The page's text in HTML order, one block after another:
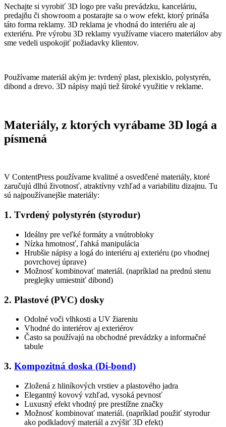
Nechajte si vyrobiť 3D logo pre vašu prevádzku, kanceláriu,
predajňu či showroom a postarajte sa o wow efekt, ktorý prináša
táto forma reklamy. 3D reklama je vhodná do interiéru ale aj
exteriéru. Pre výrobu 3D reklamy využívame viacero materiálov aby
sme vedeli uspokojiť požiadavky klientov.
Používame materiál akým je: tvrdený plast, plexisklo, polystyrén,
dibond a drevo. 3D nápisy majú tiež široké využitie v reklame.
Materiály, z ktorých vyrábame 3D logá a
písmená
V ContentPress používame kvalitné a osvedčené materiály, ktoré
zaručujú dlhú životnosť, atraktívny vzhľad a variabilitu dizajnu. Tu
sú najpoužívanejšie materiály:
1. Tvrdený polystyrén (styrodur)
Ideálny pre veľké formáty a vnútrobloky
Nízka hmotnosť, ľahká manipulácia
Hrubšie nápisy a logá do interiéru aj exteriéru (po vhodnej
povrchovej úprave)
Možnosť kombinovať materiál. (napríklad na prednú stenu
preglejky umiestniť dibond)
2. Plastové (PVC) dosky
Odolné voči vlhkosti a UV žiareniu
Vhodné do interiérov aj exteriérov
Často sa používajú na obchodné prevádzky a informačné
tabule
3. Kompozitná doska (Di-bond)
Zložená z hliníkových vrstiev a plastového jadra
Elegantný kovový vzhľad, vysoká pevnosť
Luxusný efekt vhodný pre prestížne značky
Možnosť kombinovať materiál. (napríklad použiť styrodur
ako podkladový materiál a zvýšiť 3D efekt)